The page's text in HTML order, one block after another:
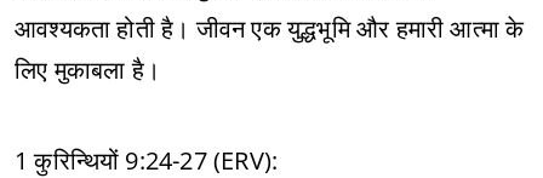
आवश्यकता होती है। जीवन एक युद्धभूमि और हमारी आत्मा के
लिए मुकाबला है।
1 कुरिन्थियों 9:24-27 (ERV):